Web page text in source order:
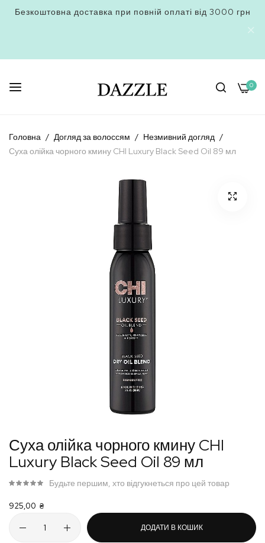
Безкоштовна доставка при повній оплаті від 3000 грн
0
to
Content
Головна Догляд за волоссям
Незмивний догляд
Суха олійка чорного кмину CHI Luxury Black Seed Oil 89 мл
до
початку
зображень
Суха олійка чорного кмину CHI
Luxury Black Seed Oil 89 мл
925,00 ₴
Будьте першим, хто відгукнеться про цей товар
ДОДАТИ В КОШИК